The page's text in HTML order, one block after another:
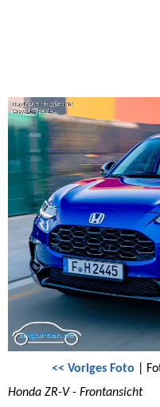
<< Voriges Foto |
Honda ZR-V - Frontansicht